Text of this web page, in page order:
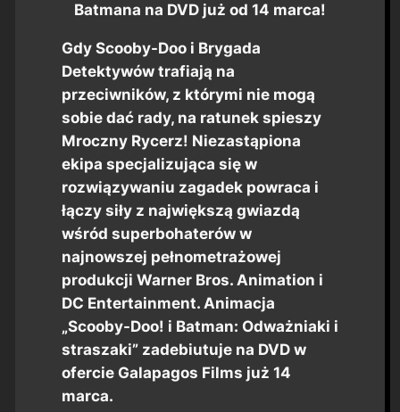
Batmana na DVD już od 14 marca!
Gdy Scooby-Doo i Brygada
Detektywów trafiają na
przeciwników, z którymi nie mogą
sobie dać rady, na ratunek spieszy
Mroczny Rycerz! Niezastąpiona
ekipa specjalizująca się w
rozwiązywaniu zagadek powraca i
łączy siły z największą gwiazdą
wśród superbohaterów w
najnowszej pełnometrażowej
produkcji Warner Bros. Animation i
DC Entertainment. Animacja
„Scooby-Doo! i Batman: Odważniaki i
straszaki” zadebiutuje na DVD w
ofercie Galapagos Films już 14
marca.